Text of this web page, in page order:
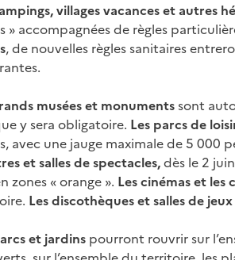
villages vacances et autres
» accompagnées de règles
, de nouvelles règles sanitaires
musées et monumentssont
y sera obligatoire. Les parcs de
avec une jauge maximale de 5 000
et salles de spectacles,dès le 2
zones « orange ». Les cinémas et les
Les discothèques et salles de jeux
et jardins pourront rouvrir sur